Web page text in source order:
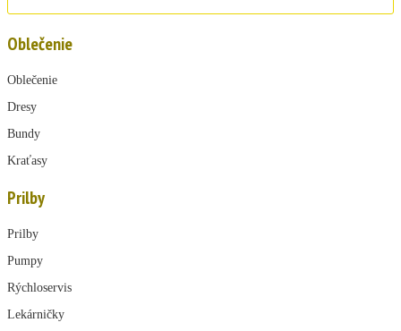
Oblečenie
Oblečenie
Dresy
Bundy
Kraťasy
Prilby
Prilby
Pumpy
Rýchloservis
Lekárničky